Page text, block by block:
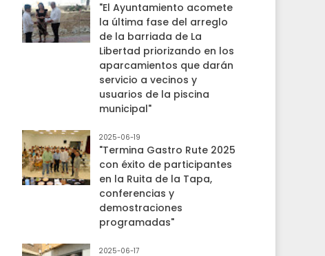
"El Ayuntamiento acomete
la última fase del arreglo
de la barriada de La
Libertad priorizando en los
aparcamientos que darán
servicio a vecinos y
usuarios de la piscina
municipal"
2025-06-19
"Termina Gastro Rute 2025
con éxito de participantes
en la Ruita de la Tapa,
conferencias y
demostraciones
programadas"
2025-06-17